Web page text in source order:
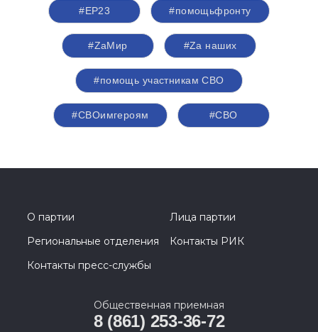
#ЕР23 #помощьфронту
#ZаМир #Zа наших
#помощь участникам СВО
#СВОимгероям #СВО
О партии
Лица партии
Региональные отделения
Контакты РИК
Контакты пресс-службы
Общественная приемная
8 (861) 253-36-72